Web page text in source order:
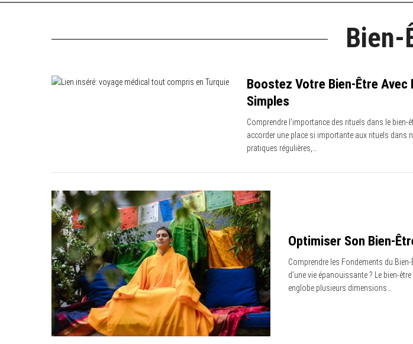
Bien-
Boostez Votre Bien-Être Avec
Simples
Comprendre l’importance des rituels dans le
accorder une place si importante aux rituels dans
pratiques régulières,…
Optimiser Son Bien-
Comprendre les Fondements du
d’une vie épanouissante ? Le bien-
englobe plusieurs dimensions…